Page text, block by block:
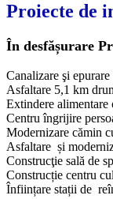
Proiecte de
În desfășurare
Canalizare şi
Asfaltare 5,1 km
Extindere alimentare
Centru îngrijire
Modernizare cămin
Asfaltare și
Construcţie sală de
Construcție centru
Înființare stații de